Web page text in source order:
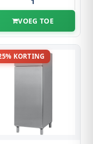
VOEG TOE
KORTING